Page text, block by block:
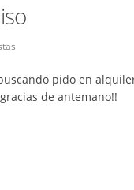
pido en
de antemano!!